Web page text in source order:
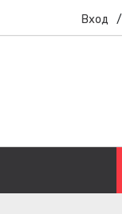
Вход /